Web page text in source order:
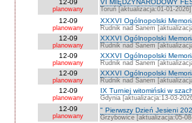
12-09
planowany
VI MIĘDZYNARODOWY
Toruń [aktualizacja:01-01-2026]
12-09
planowany
XXXVI Ogólnopolski
Rudnik nad Sanem
12-09
planowany
XXXVI Ogólnopolski
Rudnik nad Sanem
12-09
planowany
XXXVI Ogólnopolski
Rudnik nad Sanem
12-09
planowany
XXXVI Ogólnopolski
Rudnik nad Sanem
12-09
planowany
IX Turniej witomiński w
Gdynia [aktualizacja:13-03-
12-09
planowany
" Pierwszy Dzień Jesieni
Grzybowice [aktualizacja:05-